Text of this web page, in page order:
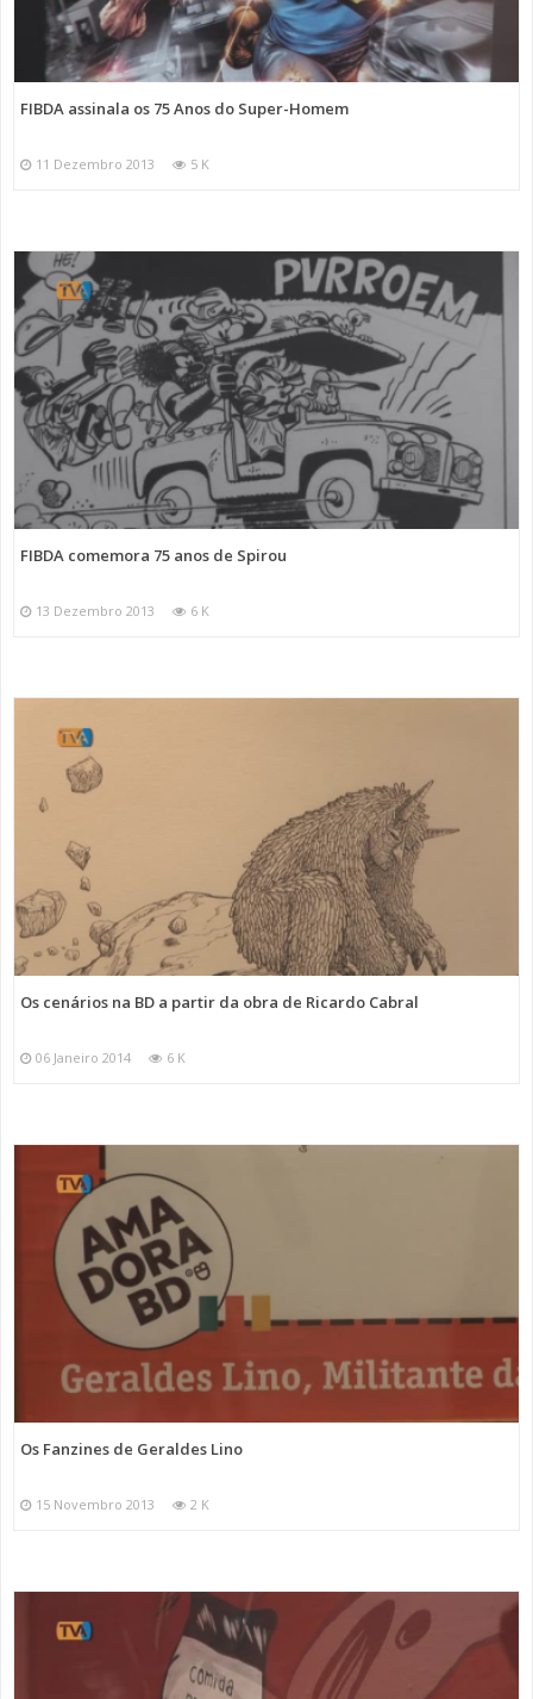
FIBDA assinala os 75 Anos do Super-Homem
11 Dezembro 2013 5 K
FIBDA comemora 75 anos de Spirou
13 Dezembro 2013 6 K
Os cenários na BD a partir da obra de Ricardo Cabral
06 Janeiro 2014 6 K
Os Fanzines de Geraldes Lino
15 Novembro 2013 2 K